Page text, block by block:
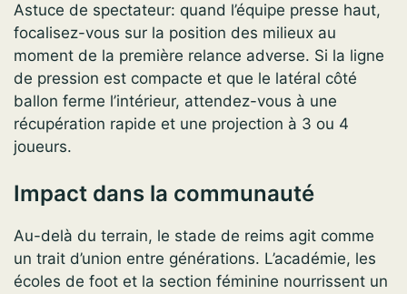
Astuce de spectateur: quand l’équipe presse haut,
focalisez-vous sur la position des milieux au
moment de la première relance adverse. Si la ligne
de pression est compacte et que le latéral côté
ballon ferme l’intérieur, attendez-vous à une
récupération rapide et une projection à 3 ou 4
joueurs.
Impact dans la communauté
Au-delà du terrain, le stade de reims agit comme
un trait d’union entre générations. L’académie, les
écoles de foot et la section féminine nourrissent un